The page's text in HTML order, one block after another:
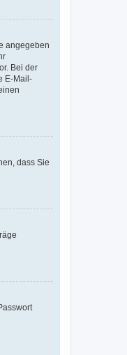
angegeben
Bei der
E-Mail-
dass Sie